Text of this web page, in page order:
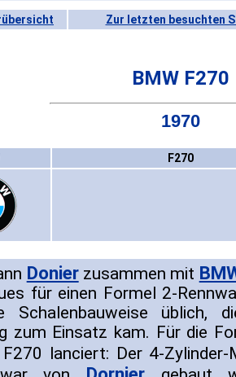
Zur letzten besuchten
BMW F270
1970
F270
Donierzusammen mit
für einen Formel 2-
Schalenbauweise üblich,
zum Einsatz kam. Für die
F270 lanciert: Der 4-